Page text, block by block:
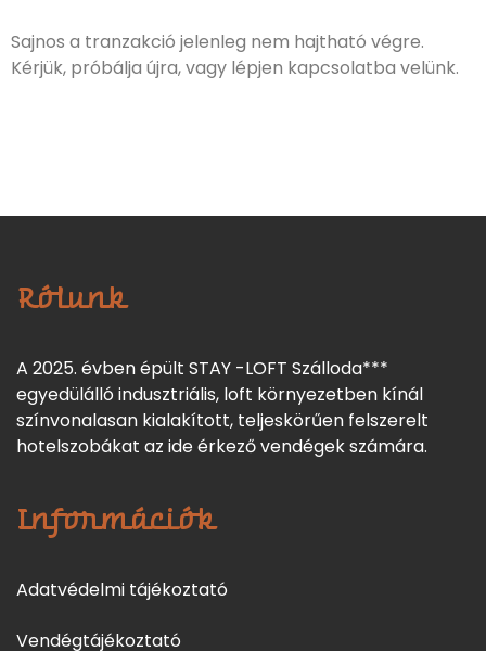
Sajnos a tranzakció jelenleg nem hajtható végre.
Kérjük, próbálja újra, vagy lépjen kapcsolatba velünk.
Rólunk
A 2025. évben épült STAY -LOFT Szálloda***
egyedülálló indusztriális, loft környezetben kínál
színvonalasan kialakított, teljeskörűen felszerelt
hotelszobákat az ide érkező vendégek számára.
Információk
Adatvédelmi tájékoztató
Vendégtájékoztató